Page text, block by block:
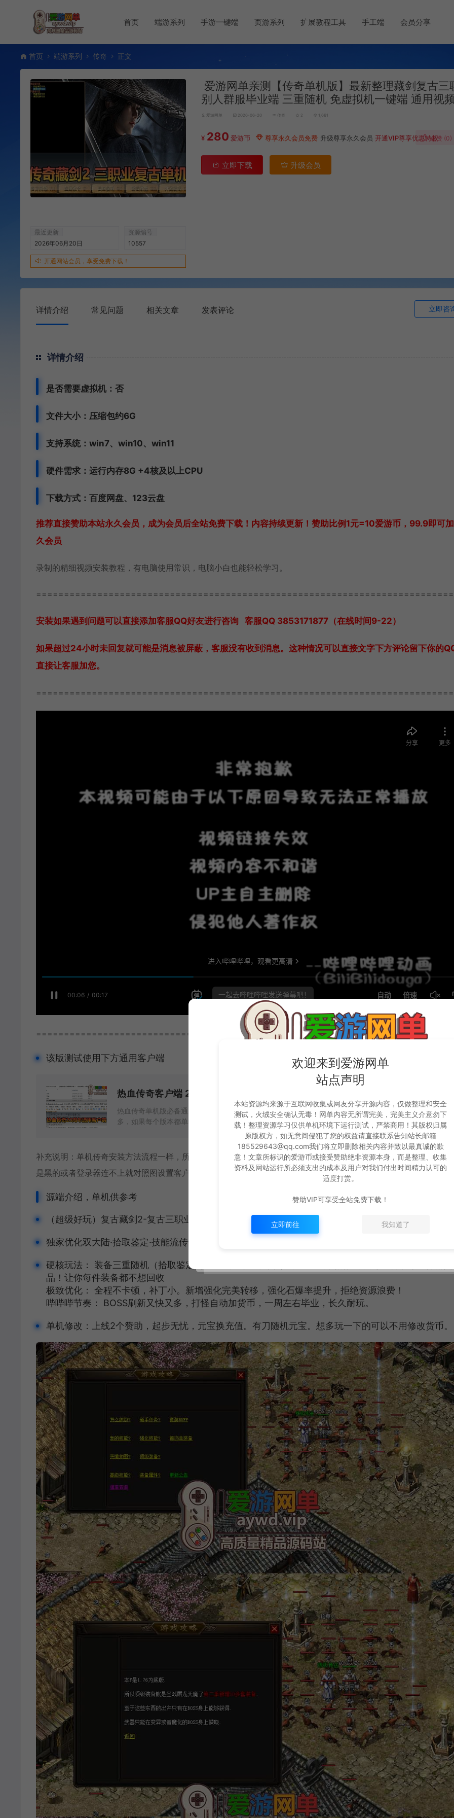
首页 端游系列 手游一键端 页游系列 扩展教程工具 手工端 会员分享
首页 端游系列 传奇 正文
最近更新
2026年06月20日
资源编号
10557
开通网站会员，享受免费下载！
爱游网单亲测【传奇单机版】最新整理藏剑复古三
别人群服毕业端 三重随机 免虚拟机一键端 通用视
爱游网单 2026-06-20 传奇 2 1,661
¥ 280 爱游币 尊享永久会员免费 升级尊享永久会员 开通VIP尊享优惠特权
点赞 (0)
立即下载 升级会员
详情介绍 常见问题 相关文章 发表评论 立即咨
详情介绍
是否需要虚拟机：否
文件大小：压缩包约6G
支持系统：win7、win10、win11
硬件需求：运行内存8G +4核及以上CPU
下载方式： 百度网盘、 123云盘
推荐直接赞助本站永久会员，成为会员后全站免费下载！内容持续更新！赞助比例1元=10爱游币，99.9即可
久会员
录制的精细视频安装教程，有电脑使用常识，电脑小白也能轻松学习。
安装如果遇到问题可以直接添加客服QQ好友进行咨询 客服QQ 3853171877（在线时间9-22）
如果超过24小时未回复就可能是消息被屏蔽，客服没有收到消息。这种情况可以直接文字下方评论留下你的
直接让客服加您。
该版测试使用下方通用客户端
热血传奇客户端 20周年版本 通用传奇客户端下载 传奇单机必备
热血传奇单机版必备通用客户端 玩传奇的小伙伴必不可少 因为传奇要整理的版本很
多，如果每个版本都单独打包上次一次客户端，就需要花...
查看文章
补充说明：单机传奇安装方法流程一样，所以用的通用教学。避免萌新出错，单独放了两张路径对照图，如果进游戏
是黑的或者登录器连不上就对照图设置客户端路径和检查补丁路径即可
源端介绍，单机供参考
（超级好玩）复古藏剑2-复古三职业-2大陆-群服毕业端
独家优化双大陆·拾取鉴定·技能流传奇！
硬核玩法： 装备三重随机（拾取鉴定+技能强化+随机词条），无废装，搭配套装与宝石，每一件都
品！让你每件装备都不想回收
极致优化： 全程不卡顿，补丁小。新增强化完美转移，强化石爆率提升，拒绝资源浪费！
哔哔哔节奏： BOSS刷新又快又多，打怪自动加货币，一周左右毕业，长久耐玩。
单机修改：上线2个赞助，起步无忧，元宝换充值。有刀随机元宝。想多玩一下的可以不用修改货币。
欢迎来到爱游网单
站点声明
本站资源均来源于互联网收集或网友分享开源内容，仅做整理和安全
测试，火绒安全确认无毒！网单内容无所谓完美，完美主义介意勿下
载！整理资源学习仅供单机环境下运行测试，严禁商用！其版权归属
原版权方，如无意间侵犯了您的权益请直接联系告知站长邮箱
185529643@qq.com我们将立即删除相关内容并致以最真诚的歉
意！文章所标识的爱游币或接受赞助绝非资源本身，而是整理、收集
资料及网站运行所必须支出的成本及用户对我们付出时间精力认可的
适度打赏。
赞助VIP可享受全站免费下载！
立即前往 我知道了